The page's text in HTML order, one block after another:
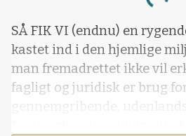
SÅ FIK VI (endnu) en
kastet ind i den hjemlige
man fremadrettet ikke vil
fagligt og juridisk er brug
gennemgribende,